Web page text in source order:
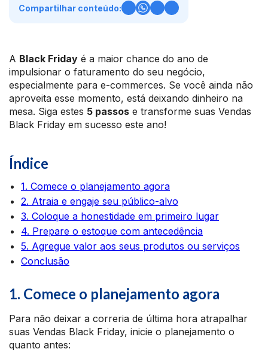
Compartilhar conteúdo:
A Black Friday é a maior chance do ano de
impulsionar o faturamento do seu negócio,
especialmente para e-commerces. Se você ainda não
aproveita esse momento, está deixando dinheiro na
mesa. Siga estes 5 passos e transforme suas Vendas
Black Friday em sucesso este ano!
Índice
1. Comece o planejamento agora
2. Atraia e engaje seu público-alvo
3. Coloque a honestidade em primeiro lugar
4. Prepare o estoque com antecedência
5. Agregue valor aos seus produtos ou serviços
Conclusão
1. Comece o planejamento agora
Para não deixar a correria de última hora atrapalhar
suas Vendas Black Friday, inicie o planejamento o
quanto antes: